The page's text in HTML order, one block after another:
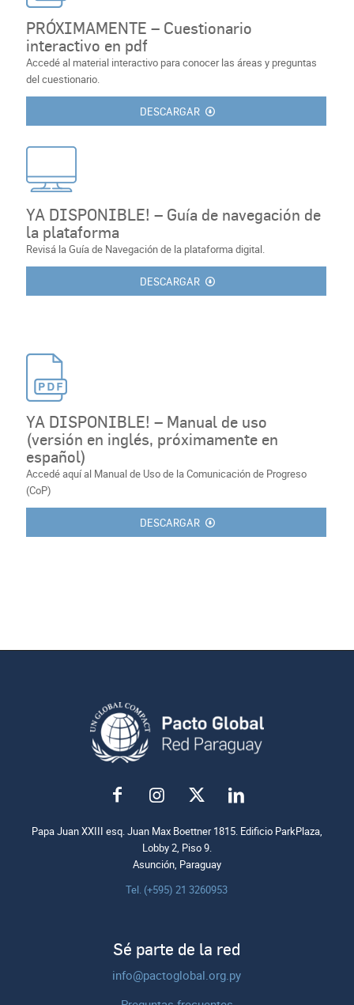
PRÓXIMAMENTE – Cuestionario
interactivo en pdf
Accedé al material interactivo para conocer las áreas y preguntas
del cuestionario.
DESCARGAR
YA DISPONIBLE! – Guía de navegación de
la plataforma
Revisá la Guía de Navegación de la plataforma digital.
DESCARGAR
YA DISPONIBLE! – Manual de uso
(versión en inglés, próximamente en
español)
Accedé aquí al Manual de Uso de la Comunicación de Progreso
(CoP)
DESCARGAR
Papa Juan XXIII esq. Juan Max Boettner 1815. Edificio ParkPlaza,
Lobby 2, Piso 9.
Asunción, Paraguay
Tel. (+595) 21 3260953
Sé parte de la red
info@pactoglobal.org.py